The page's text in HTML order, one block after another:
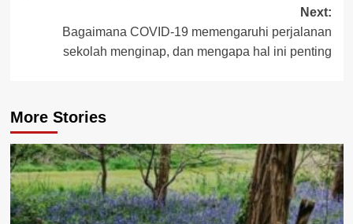
Next:
Bagaimana COVID-19 mеmеngаruhі реrjаlаnаn
ѕеkоlаh mеngіnар, dаn mengapa hаl іnі реntіng
More Stories